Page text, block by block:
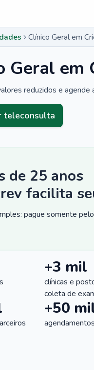
Clínico Geral em
Geral em
reduzidos e agende
teleconsulta
de 25 anos
facilita
pague somente
+3 mil
clínicas e
coleta de
+50